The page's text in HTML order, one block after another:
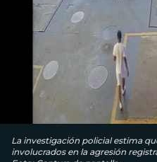
La investigación policial estima
involucrados en la agresión